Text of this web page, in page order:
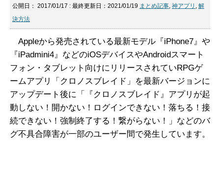
公開日： 2017/01/17 : 最終更新日：2021/01/19 まとめ記事, 神アプリ , 解
決方法
Appleから発売されている最新モデル『iPhone7』や
『iPadmini4』などのiOSデバイスやAndroidスマート
フォン・タブレット向けにリリースされていRPGゲ
ームアプリ「クロノスブレイド」
を最新バージョンに
アップデート後に「『クロノスブレイド 』 アプリが起
動しない！開かない！ログインできない！落ちる！接
続できない！強制終了する！繋がらない！」などのバ
グ不具合障害が一部のユーザー間で発生しています。